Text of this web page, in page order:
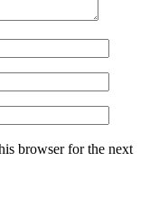
browser for the next